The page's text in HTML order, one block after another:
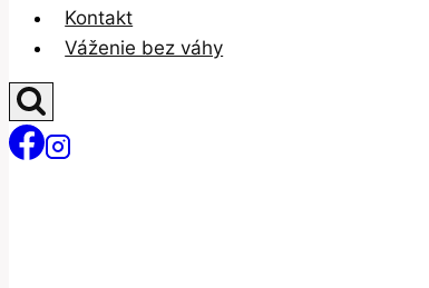
Kontakt
Váženie bez váhy